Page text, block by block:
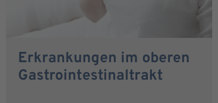
Erkrankungen im oberen
Gastrointestinaltrakt